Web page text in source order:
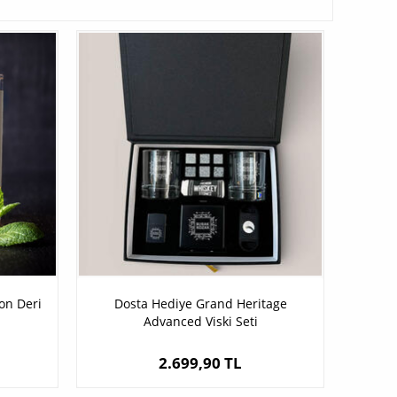
Deri
Dosta Hediye Grand Heritage
Advanced Viski Seti
2.699,90 TL